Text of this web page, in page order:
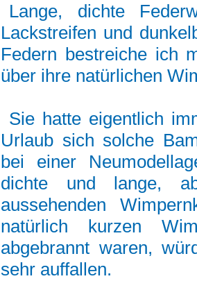
Lange, dichte
Lackstreifen und
Federn bestreiche ich
über ihre natürlichen
Sie hatte eigentlich
Urlaub sich solche
bei einer
dichte und lange,
aussehenden
natürlich kurzen
abgebrannt waren,
sehr auffallen.